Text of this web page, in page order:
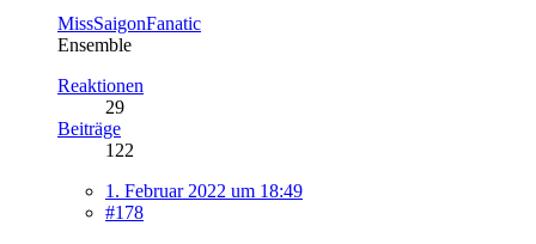
MissSaigonFanatic
Ensemble
Reaktionen
29
Beiträge
122
1. Februar 2022 um 18:49
#178